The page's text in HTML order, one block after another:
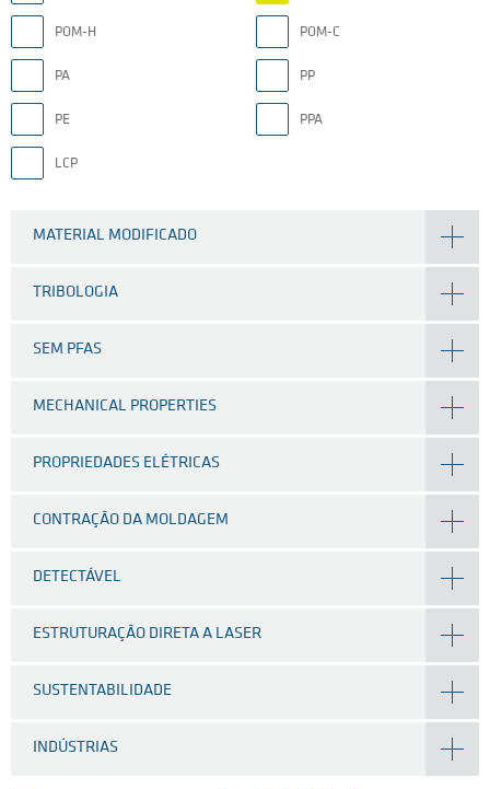
POM-H POM-C
PA PP
PE PPA
LCP
MATERIAL MODIFICADO
TRIBOLOGIA
SEM PFAS
MECHANICAL PROPERTIES
PROPRIEDADES ELÉTRICAS
CONTRAÇÃO DA MOLDAGEM
DETECTÁVEL
ESTRUTURAÇÃO DIRETA A LASER
SUSTENTABILIDADE
INDÚSTRIAS